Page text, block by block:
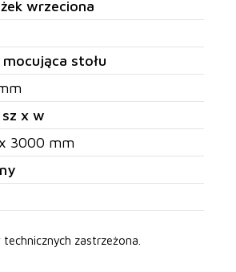
wrzeciona
stołu
x w
3000 mm
zastrzeżona.